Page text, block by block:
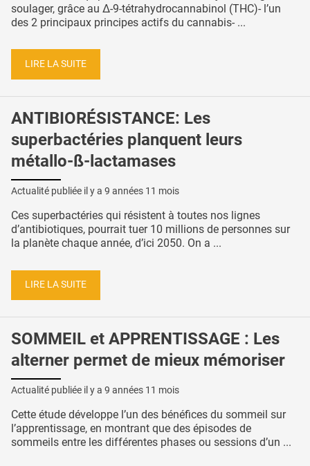
soulager, grâce au Δ-9-tétrahydrocannabinol (THC)- l’un
des 2 principaux principes actifs du cannabis- ...
LIRE LA SUITE
ANTIBIORÉSISTANCE: Les
superbactéries planquent leurs
métallo-ß-lactamases
Actualité publiée il y a 9 années 11 mois
Ces superbactéries qui résistent à toutes nos lignes
d’antibiotiques, pourrait tuer 10 millions de personnes sur
la planète chaque année, d’ici 2050. On a ...
LIRE LA SUITE
SOMMEIL et APPRENTISSAGE : Les
alterner permet de mieux mémoriser
Actualité publiée il y a 9 années 11 mois
Cette étude développe l’un des bénéfices du sommeil sur
l’apprentissage, en montrant que des épisodes de
sommeils entre les différentes phases ou sessions d’un ...